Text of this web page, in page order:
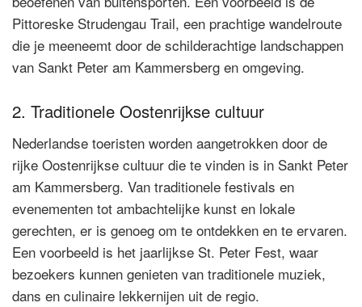
Pittoreske Strudengau Trail, een prachtige wandelroute
die je meeneemt door de schilderachtige landschappen
van Sankt Peter am Kammersberg en omgeving.
2. Traditionele Oostenrijkse cultuur
Nederlandse toeristen worden aangetrokken door de
rijke Oostenrijkse cultuur die te vinden is in Sankt Peter
am Kammersberg. Van traditionele festivals en
evenementen tot ambachtelijke kunst en lokale
gerechten, er is genoeg om te ontdekken en te ervaren.
Een voorbeeld is het jaarlijkse St. Peter Fest, waar
bezoekers kunnen genieten van traditionele muziek,
dans en culinaire lekkernijen uit de regio.